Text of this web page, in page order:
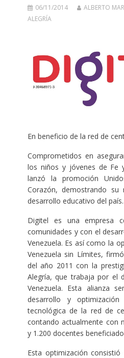
06/11/2014 ALBERTO
ALEGRÍA
En beneficio de la red de
Comprometidos en
los niños y jóvenes de Fe
lanzó la promoción
Corazón, demostrando su
desarrollo educativo del país.
Digitel es una empresa
comunidades y con el
Venezuela. Es así como la
Venezuela sin Límites,
del año 2011 con la
Alegría, que trabaja por el
Venezuela. Esta alianza
desarrollo y
tecnológica de la red de
contando actualmente con
y 1.200 docentes
Esta optimización